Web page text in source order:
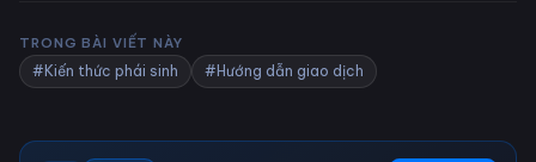
TRONG BÀI VIẾT NÀY
#Kiến thức phái sinh #Hướng dẫn giao dịch